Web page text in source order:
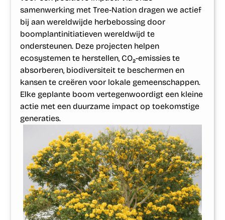
samenwerking met Tree-Nation dragen we actief
bij aan wereldwijde herbebossing door
boomplantinitiatieven wereldwijd te
ondersteunen. Deze projecten helpen
ecosystemen te herstellen, CO₂-emissies te
absorberen, biodiversiteit te beschermen en
kansen te creëren voor lokale gemeenschappen.
Elke geplante boom vertegenwoordigt een kleine
actie met een duurzame impact op toekomstige
generaties.